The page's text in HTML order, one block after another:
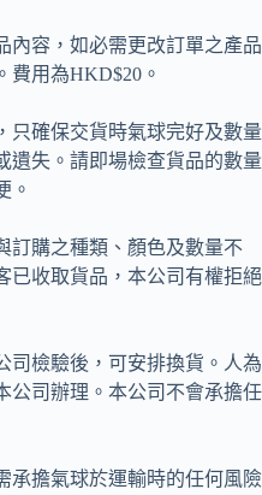
內容，如必需更改訂單之產品
費用為HKD$20。
只確保交貨時氣球完好及數量
遺失。請即場檢查貨品的數量
。
訂購之種類、顏色及數量不
已收取貨品，本公司有權拒絕
司檢驗後，可安排換貨。人為
公司辦理。本公司不會承擔任
承擔氣球於運輸時的任何風險